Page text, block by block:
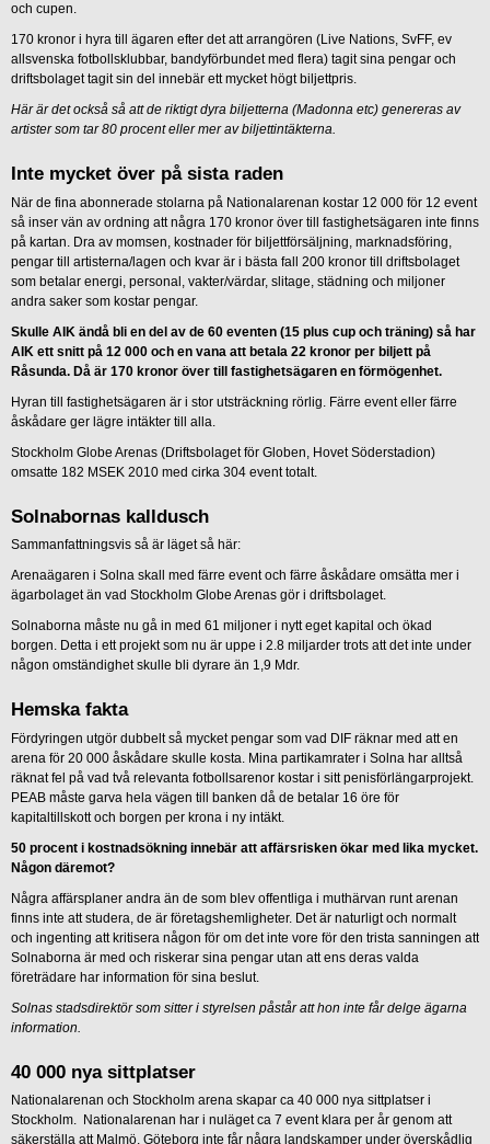
och cupen.
170 kronor i hyra till ägaren efter det att arrangören (Live Nations, SvFF, ev
allsvenska fotbollsklubbar, bandyförbundet med flera) tagit sina pengar och
driftsbolaget tagit sin del innebär ett mycket högt biljettpris.
Här är det också så att de riktigt dyra biljetterna (Madonna etc) genereras av
artister som tar 80 procent eller mer av biljettintäkterna.
Inte mycket över på sista raden
När de fina abonnerade stolarna på Nationalarenan kostar 12 000 för 12 event
så inser vän av ordning att några 170 kronor över till fastighetsägaren inte finns
på kartan. Dra av momsen, kostnader för biljettförsäljning, marknadsföring,
pengar till artisterna/lagen och kvar är i bästa fall 200 kronor till driftsbolaget
som betalar energi, personal, vakter/värdar, slitage, städning och miljoner
andra saker som kostar pengar.
Skulle AIK ändå bli en del av de 60 eventen (15 plus cup och träning) så har
AIK ett snitt på 12 000 och en vana att betala 22 kronor per biljett på
Råsunda. Då är 170 kronor över till fastighetsägaren en förmögenhet.
Hyran till fastighetsägaren är i stor utsträckning rörlig. Färre event eller färre
åskådare ger lägre intäkter till alla.
Stockholm Globe Arenas (Driftsbolaget för Globen, Hovet Söderstadion)
omsatte 182 MSEK 2010 med cirka 304 event totalt.
Solnabornas kalldusch
Sammanfattningsvis så är läget så här:
Arenaägaren i Solna skall med färre event och färre åskådare omsätta mer i
ägarbolaget än vad Stockholm Globe Arenas gör i driftsbolaget.
Solnaborna måste nu gå in med 61 miljoner i nytt eget kapital och ökad
borgen. Detta i ett projekt som nu är uppe i 2.8 miljarder trots att det inte under
någon omständighet skulle bli dyrare än 1,9 Mdr.
Hemska fakta
Fördyringen utgör dubbelt så mycket pengar som vad DIF räknar med att en
arena för 20 000 åskådare skulle kosta. Mina partikamrater i Solna har alltså
räknat fel på vad två relevanta fotbollsarenor kostar i sitt penisförlängarprojekt.
PEAB måste garva hela vägen till banken då de betalar 16 öre för
kapitaltillskott och borgen per krona i ny intäkt.
50 procent i kostnadsökning innebär att affärsrisken ökar med lika mycket.
Någon däremot?
Några affärsplaner andra än de som blev offentliga i muthärvan runt arenan
finns inte att studera, de är företagshemligheter. Det är naturligt och normalt
och ingenting att kritisera någon för om det inte vore för den trista sanningen att
Solnaborna är med och riskerar sina pengar utan att ens deras valda
företrädare har information för sina beslut.
Solnas stadsdirektör som sitter i styrelsen påstår att hon inte får delge ägarna
information.
40 000 nya sittplatser
Nationalarenan och Stockholm arena skapar ca 40 000 nya sittplatser i
Stockholm. Nationalarenan har i nuläget ca 7 event klara per år genom att
säkerställa att Malmö, Göteborg inte får några landskamper under överskådlig